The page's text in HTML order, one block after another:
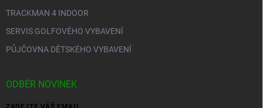
TRACKMAN 4 INDOOR
SERVIS GOLFOVÉHO VYBAVENÍ
PŮJČOVNA DĚTSKÉHO VYBAVENÍ
ODBĚR NOVINEK